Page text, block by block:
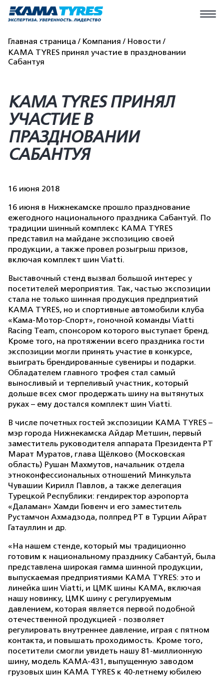
Главная страница Компания
Новости
KAMA TYRES принял участие в праздновании
Сабантуя
KAMA TYRES ПРИНЯЛ
УЧАСТИЕ В
ПРАЗДНОВАНИИ
САБАНТУЯ
16 июня 2018
16 июня в Нижнекамске прошло празднование
ежегодного национального праздника Сабантуй. По
традиции шинный комплекс KAMA TYRES
представил на майдане экспозицию своей
продукции, а также провел розыгрыш призов,
включая комплект шин Viatti.
Выставочный стенд вызвал большой интерес у
посетителей мероприятия. Так, частью экспозиции
стала не только шинная продукция предприятий
KAMA TYRES, но и спортивные автомобили клуба
«Кама-Мотор-Спорт», гоночной команды Viatti
Racing Team, спонсором которого выступает бренд.
Кроме того, на протяжении всего праздника гости
экспозиции могли принять участие в конкурсе,
выиграть брендированные сувениры и подарки.
Обладателем главного трофея стал самый
выносливый и терпеливый участник, который
дольше всех смог продержать шину на вытянутых
руках – ему достался комплект шин Viatti.
В числе почетных гостей экспозиции KAMA TYRES –
мэр города Нижнекамска Айдар Метшин, первый
заместитель руководителя аппарата Президента РТ
Марат Муратов, глава Щёлково (Московская
область) Рушан Махмутов, начальник отдела
этноконфессиональных отношений Минкульта
Чувашии Кирилл Павлов, а также делегация
Турецкой Республики: гендиректор аэропорта
«Даламан» Хамди Гювенч и его заместитель
Рустамчон Ахмадзода, полпред РТ в Турции Айрат
Гатауллин и др.
«На нашем стенде, который мы традиционно
готовим к национальному празднику Сабантуй, была
представлена широкая гамма шинной продукции,
выпускаемая предприятиями KAMA TYRES: это и
линейка шин Viatti, и ЦМК шины КАМА, включая
нашу новинку, ЦМК шину с регулируемым
давлением, которая является первой подобной
отечественной продукцией - позволяет
регулировать внутреннее давление, играя с пятном
контакта, и повышать проходимость. Кроме того,
посетители смогли увидеть нашу 81-миллионную
шину, модель КАМА-431, выпущенную заводом
грузовых шин КАМА TYRES к 40-летнему юбилею